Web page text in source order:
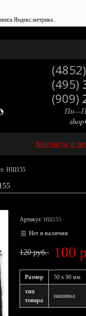
Яндекс.метрика .
(4852)
(495)
(909)
Контакты и
НШ155
Артикул: НШ155
Нет в наличии
120 руб. 100
Размер 50 х 90 мм
тип
товара
нашивка